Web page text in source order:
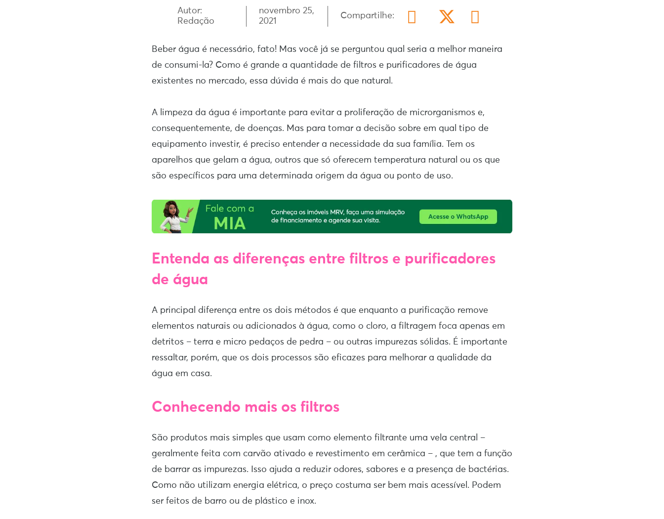
Autor:
Redação
novembro 25,
2021
Compartilhe:
Beber água é necessário, fato! Mas você já se perguntou qual seria a melhor maneira
de consumi-la? Como é grande a quantidade de filtros e purificadores de água
existentes no mercado, essa dúvida é mais do que natural.
A limpeza da água é importante para evitar a proliferação de microrganismos e,
consequentemente, de doenças. Mas para tomar a decisão sobre em qual tipo de
equipamento investir, é preciso entender a necessidade da sua família. Tem os
aparelhos que gelam a água, outros que só oferecem temperatura natural ou os que
são específicos para uma determinada origem da água ou ponto de uso.
Entenda as diferenças entre filtros e purificadores
de água
A principal diferença entre os dois métodos é que enquanto a purificação remove
elementos naturais ou adicionados à água, como o cloro, a filtragem foca apenas em
detritos – terra e micro pedaços de pedra – ou outras impurezas sólidas. É importante
ressaltar, porém, que os dois processos são eficazes para melhorar a qualidade da
água em casa.
Conhecendo mais os filtros
São produtos mais simples que usam como elemento filtrante uma vela central –
geralmente feita com carvão ativado e revestimento em cerâmica – , que tem a função
de barrar as impurezas. Isso ajuda a reduzir odores, sabores e a presença de bactérias.
Como não utilizam energia elétrica, o preço costuma ser bem mais acessível. Podem
ser feitos de barro ou de plástico e inox.